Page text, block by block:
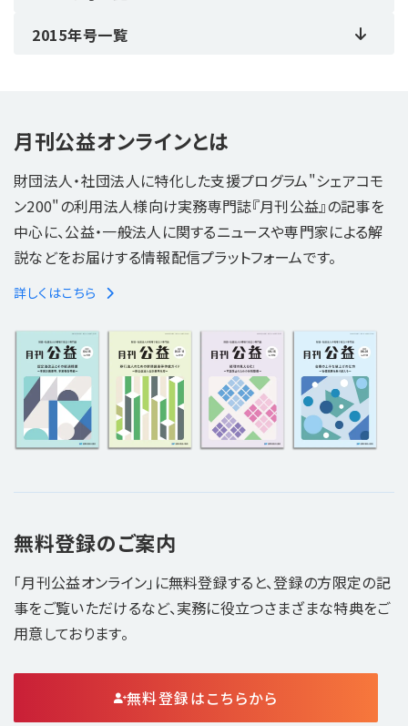
2015年号一覧
月刊公益オンラインとは
財団法人・社団法人に特化した支援プログラム"シェアコモ
ン200"の利用法人様向け実務専門誌『月刊公益』の記事を
中心に、公益・一般法人に関するニュースや専門家による解
説などをお届けする情報配信プラットフォームです。
詳しくはこちら
無料登録のご案内
「月刊公益オンライン」に無料登録すると、登録の方限定の記
事をご覧いただけるなど、実務に役立つさまざまな特典をご
用意しております。
無料登録はこちらから